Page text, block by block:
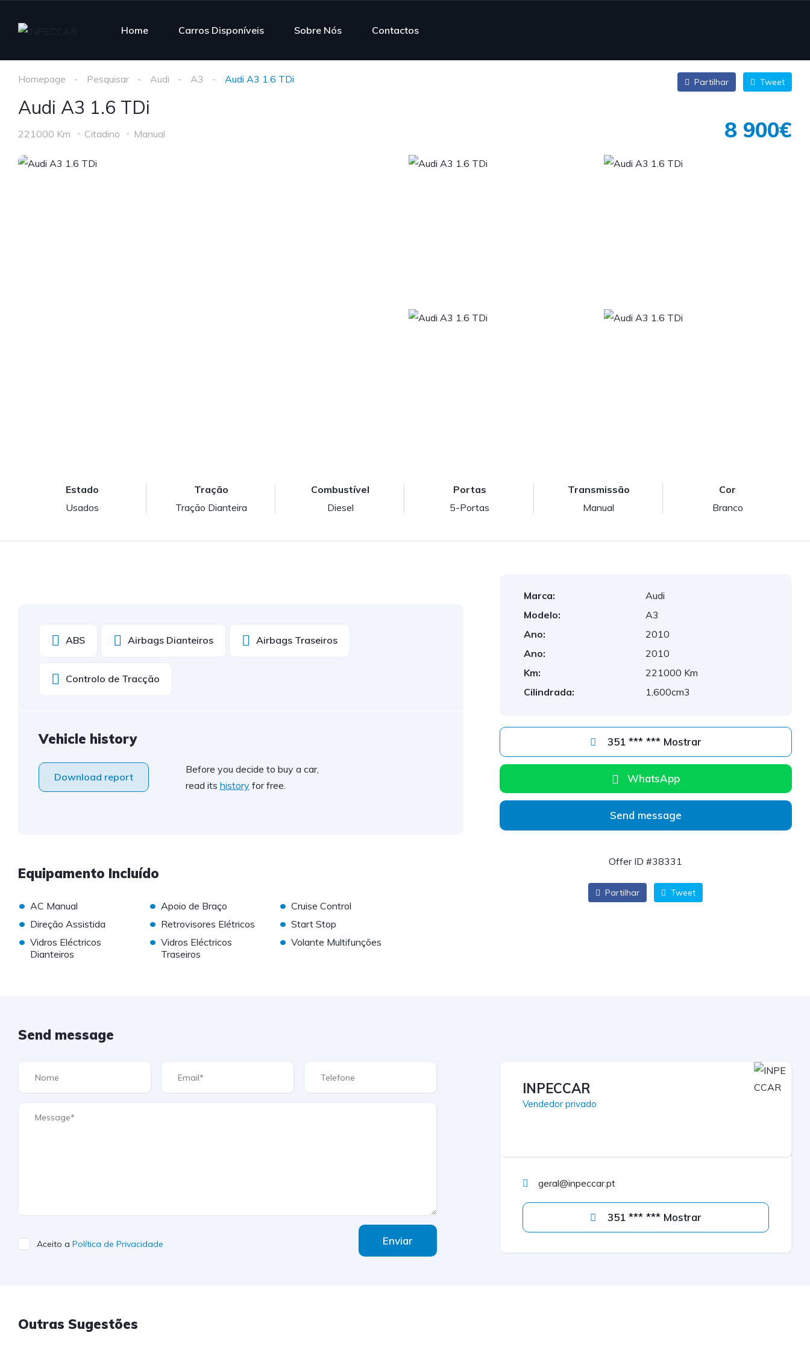
Home Carros Disponíveis Sobre Nós Contactos
Homepage Pesquisar Audi A3 Audi A3 1.6 TDi
Audi A3 1.6 TDi
221000 Km Citadino Manual
Partilhar Tweet
8 900€
Estado
Usados
Tração
Tração Dianteira
Combustível
Diesel
Portas
5-Portas
Transmissão
Manual
Cor
Branco
ABS Airbags Dianteiros Airbags Traseiros
Controlo de Tracção
Vehicle history
Download report
Before you decide to buy a car,
read its historyfor free.
Equipamento Incluído
• AC Manual • Apoio de Braço • Cruise Control
• Direção Assistida • Retrovisores Elétricos • Start Stop
• Vidros Eléctricos
Dianteiros
• Vidros Eléctricos
Traseiros
• Volante Multifunções
Marca:
Audi
Modelo:
A3
Ano:
2010
Ano:
2010
Km:
221000 Km
Cilindrada:
1,600cm3
351 *** *** Mostrar
WhatsApp
Send message
Offer ID #38331
Partilhar Tweet
Send message
Aceito a Política de Privacidade Enviar
INPECCAR
Vendedor privado
geral@inpeccar.pt
351 *** *** Mostrar
Outras Sugestões